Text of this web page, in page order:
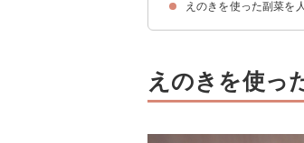
①えのきのチーズ焼き
②えのきのペペロンチー
③えのきと豚肉・白菜の
④ブラウンえのきとベー
えのきを使った副菜を
えのきを使っ